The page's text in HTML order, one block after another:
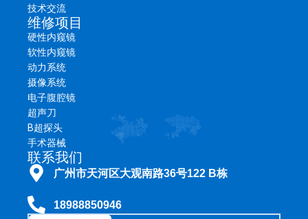
技术交流
维修项目
硬性内窥镜
软性内窥镜
动力系统
摄像系统
电子腹腔镜
超声刀
B超探头
手术器械
联系我们
广州市天河区大观南路36号122 B栋
18988850946